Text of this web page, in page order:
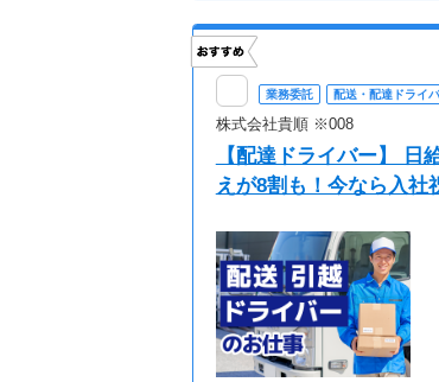
業務委託 配送・配達ドライ
株式会社貴順 ※008
【配達ドライバー】
えが8割も！今なら入社